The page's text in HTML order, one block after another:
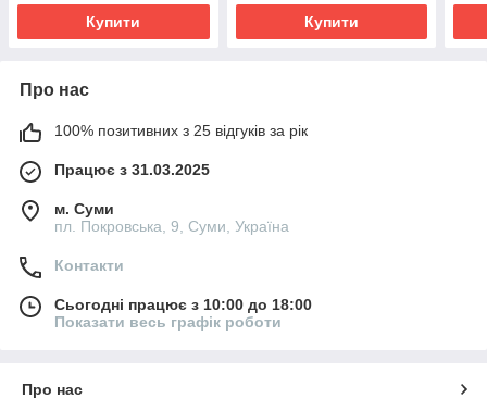
Купити Купити
Про нас
100% позитивних з 25 відгуків за рік
Працює з 31.03.2025
м. Суми
пл. Покровська, 9, Суми, Україна
Контакти
Сьогодні працює з 10:00 до 18:00
Показати весь графік роботи
Про нас